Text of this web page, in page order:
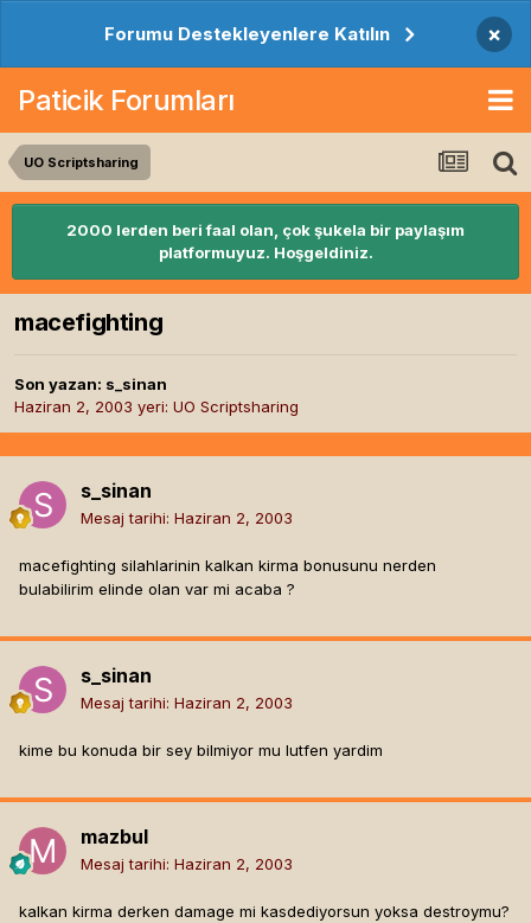
Forumu Destekleyenlere Katılın ×
Paticik Forumları
UO Scriptsharing
2000 lerden beri faal olan, çok şukela bir paylaşım
platformuyuz. Hoşgeldiniz.
macefighting
Son yazan: s_sinan
Haziran 2, 2003 yeri: UO Scriptsharing
s_sinan
Mesaj tarihi: Haziran 2, 2003
macefighting silahlarinin kalkan kirma bonusunu nerden
bulabilirim elinde olan var mi acaba ?
s_sinan
Mesaj tarihi: Haziran 2, 2003
kime bu konuda bir sey bilmiyor mu lutfen yardim
mazbul
Mesaj tarihi: Haziran 2, 2003
kalkan kirma derken damage mi kasdediyorsun yoksa destroymu?